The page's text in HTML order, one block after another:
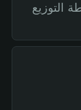
التوزيع